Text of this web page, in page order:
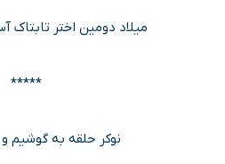
میلاد دومین اختر تابتاک
*****
نوکر حلقه به گوشیم